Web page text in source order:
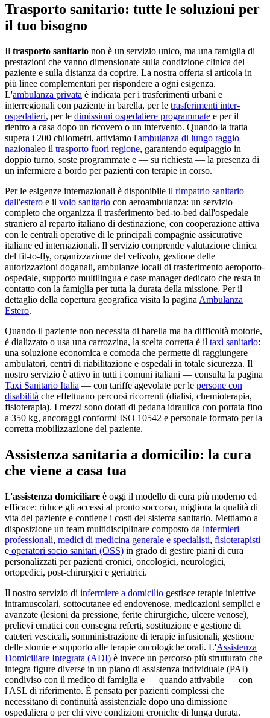
Trasporto sanitario: tutte le soluzioni per
il tuo bisogno
Il trasporto sanitario non è un servizio unico, ma una famiglia di
prestazioni che vanno dimensionate sulla condizione clinica del
paziente e sulla distanza da coprire. La nostra offerta si articola in
più linee complementari per rispondere a ogni esigenza.
L'ambulanza privata è indicata per i trasferimenti urbani e
interregionali con paziente in barella, per le trasferimenti inter-
ospedalieri, per le dimissioni ospedaliere programmate e per il
rientro a casa dopo un ricovero o un intervento. Quando la tratta
supera i 200 chilometri, attiviamo l'ambulanza di lungo raggio
nazionaleo il trasporto fuori regione, garantendo equipaggio in
doppio turno, soste programmate e — su richiesta — la presenza di
un infermiere a bordo per pazienti con terapie in corso.
Per le esigenze internazionali è disponibile il rimpatrio sanitario
dall'estero e il volo sanitario con aeroambulanza: un servizio
completo che organizza il trasferimento bed-to-bed dall'ospedale
straniero al reparto italiano di destinazione, con cooperazione attiva
con le centrali operative di le principali compagnie assicurative
italiane ed internazionali. Il servizio comprende valutazione clinica
del fit-to-fly, organizzazione del velivolo, gestione delle
autorizzazioni doganali, ambulanze locali di trasferimento aeroporto-
ospedale, supporto multilingua e case manager dedicato che resta in
contatto con la famiglia per tutta la durata della missione. Per il
dettaglio della copertura geografica visita la pagina Ambulanza
Estero.
Quando il paziente non necessita di barella ma ha difficoltà motorie,
è dializzato o usa una carrozzina, la scelta corretta è il taxi sanitario:
una soluzione economica e comoda che permette di raggiungere
ambulatori, centri di riabilitazione e ospedali in totale sicurezza. Il
nostro servizio è attivo in tutti i comuni italiani — consulta la pagina
Taxi Sanitario Italia — con tariffe agevolate per le persone con
disabilità che effettuano percorsi ricorrenti (dialisi, chemioterapia,
fisioterapia). I mezzi sono dotati di pedana idraulica con portata fino
a 350 kg, ancoraggi conformi ISO 10542 e personale formato per la
corretta mobilizzazione del paziente.
Assistenza sanitaria a domicilio: la cura
che viene a casa tua
L'assistenza domiciliare è oggi il modello di cura più moderno ed
efficace: riduce gli accessi al pronto soccorso, migliora la qualità di
vita del paziente e contiene i costi del sistema sanitario. Mettiamo a
disposizione un team multidisciplinare composto da infermieri
professionali, medici di medicina generale e specialisti, fisioterapisti
e operatori socio sanitari (OSS) in grado di gestire piani di cura
personalizzati per pazienti cronici, oncologici, neurologici,
ortopedici, post-chirurgici e geriatrici.
Il nostro servizio di infermiere a domicilio gestisce terapie iniettive
intramuscolari, sottocutanee ed endovenose, medicazioni semplici e
avanzate (lesioni da pressione, ferite chirurgiche, ulcere venose),
prelievi ematici con consegna referti, sostituzione e gestione di
cateteri vescicali, somministrazione di terapie infusionali, gestione
delle stomie e supporto alle terapie oncologiche orali. L'Assistenza
Domiciliare Integrata (ADI) è invece un percorso più strutturato che
integra figure diverse in un piano di assistenza individuale (PAI)
condiviso con il medico di famiglia e — quando attivabile — con
l'ASL di riferimento. È pensata per pazienti complessi che
necessitano di continuità assistenziale dopo una dimissione
ospedaliera o per chi vive condizioni croniche di lunga durata.